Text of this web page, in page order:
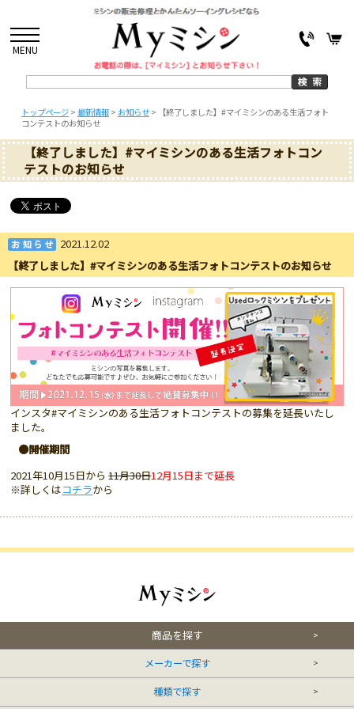
MENU
トップページ> 最新情報> お知らせ>
【終了しました】#マイミシンのある生活フォト
コンテストのお知らせ
【終了しました】#マイミシンのある生活フォトコン
テストのお知らせ
2021.12.02
【終了しました】#マイミシンのある生活フォトコンテストのお知らせ
インスタ#マイミシンのある生活フォトコンテストの募集を延長いたし
ました。
●開催期間
2021年10月15日から11月30日12月15日まで延長
※詳しくはコチラから
商品を探す
メーカーで探す
種類で探す